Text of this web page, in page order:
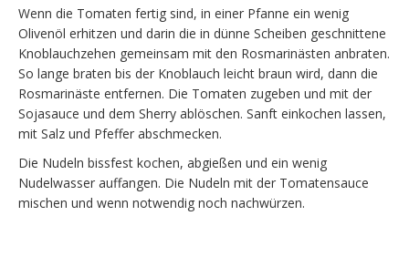
Wenn die Tomaten fertig sind, in einer Pfanne ein wenig
Olivenöl erhitzen und darin die in dünne Scheiben geschnittene
Knoblauchzehen gemeinsam mit den Rosmarinästen anbraten.
So lange braten bis der Knoblauch leicht braun wird, dann die
Rosmarinäste entfernen. Die Tomaten zugeben und mit der
Sojasauce und dem Sherry ablöschen. Sanft einkochen lassen,
mit Salz und Pfeffer abschmecken.
Die Nudeln bissfest kochen, abgießen und ein wenig
Nudelwasser auffangen. Die Nudeln mit der Tomatensauce
mischen und wenn notwendig noch nachwürzen.